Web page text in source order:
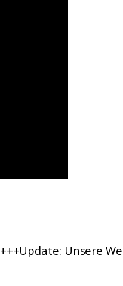
+++Update: Unsere